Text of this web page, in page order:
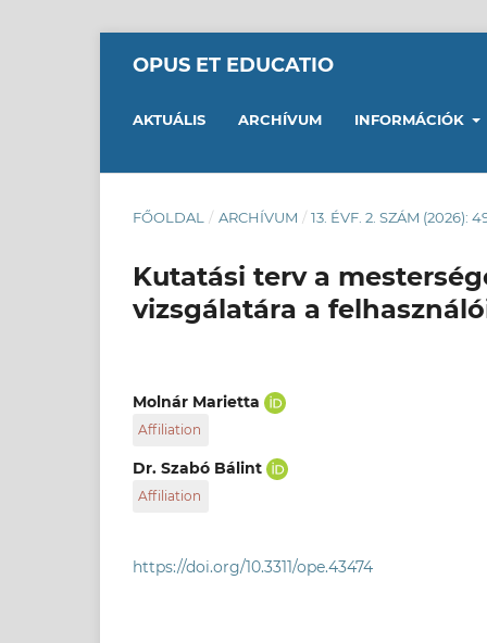
OPUS ET EDUCATIO
AKTUÁLIS ARCHÍVUM INFORMÁCIÓK
FŐOLDAL / ARCHÍVUM / 13. ÉVF. 2. SZÁM (2026):
Kutatási terv a
vizsgálatára a
Molnár Marietta
Affiliation
Ergonómia és Pszichológia Tanszék,
Társadalomtudományi Kar, Budapesti
Egyetem, H-1111 Műegyetem rkp. 3. Budapest,
tanulmányai alatt ismerkedett meg a
Dr. Szabó Bálint
Affiliation
Ergonómia és Pszichológia Tanszék
https://doi.org/10.3311/ope.43474